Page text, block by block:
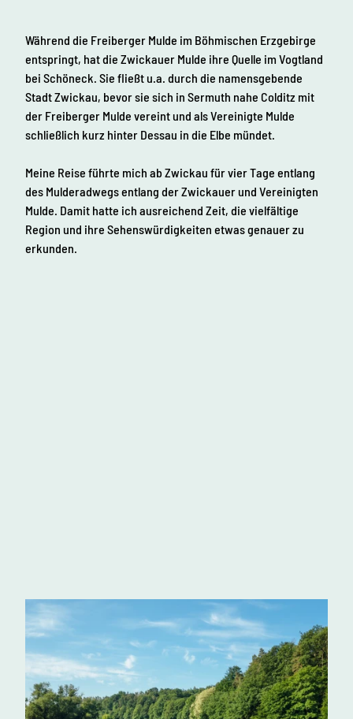
Während die Freiberger Mulde im Böhmischen Erzgebirge
entspringt, hat die Zwickauer Mulde ihre Quelle im Vogtland
bei Schöneck. Sie fließt u.a. durch die namensgebende
Stadt Zwickau, bevor sie sich in Sermuth nahe Colditz mit
der Freiberger Mulde vereint und als Vereinigte Mulde
schließlich kurz hinter Dessau in die Elbe mündet.
Meine Reise führte mich ab Zwickau für vier Tage entlang
des Mulderadwegs entlang der Zwickauer und Vereinigten
Mulde. Damit hatte ich ausreichend Zeit, die vielfältige
Region und ihre Sehenswürdigkeiten etwas genauer zu
erkunden.